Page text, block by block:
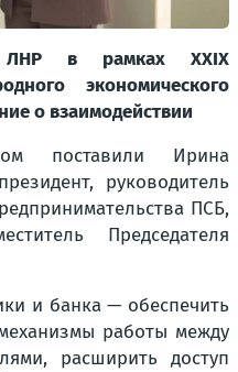
ЛНР в рамках XXIX
экономического
о взаимодействии
поставили Ирина
руководитель
ПСБ,
Председателя
и банка — обеспечить
работы между
расширить доступ